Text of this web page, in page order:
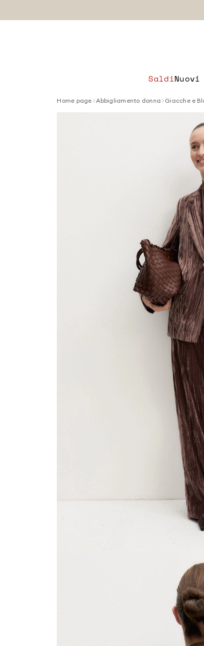
Saldi
Home page Abbigliamento donna Giacche e